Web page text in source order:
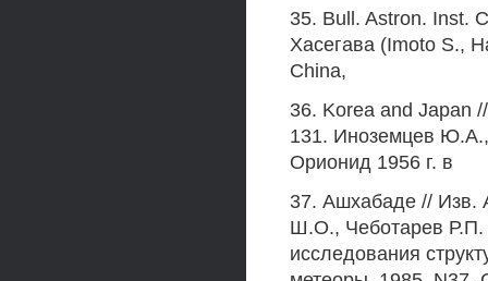
35. Bull. Astron. Inst.
Хасегава (Imoto S.,
China,
36. Korea and Japan
131. Иноземцев
Орионид 1956 г. в
37. Ашхабаде // Изв.
Ш.О., Чеботарев Р.П.
исследования